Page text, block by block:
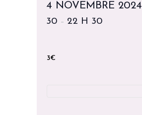
4 NOVEMBRE 2024
30 – 22 H 30
3€